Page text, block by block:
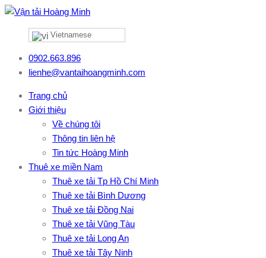
Vietnamese
0902.663.896
lienhe@vantaihoangminh.com
Trang chủ
Giới thiệu
Về chúng tôi
Thông tin liên hệ
Tin tức Hoàng Minh
Thuê xe miền Nam
Thuê xe tải Tp Hồ Chí Minh
Thuê xe tải Bình Dương
Thuê xe tải Đồng Nai
Thuê xe tải Vũng Tàu
Thuê xe tải Long An
Thuê xe tải Tây Ninh